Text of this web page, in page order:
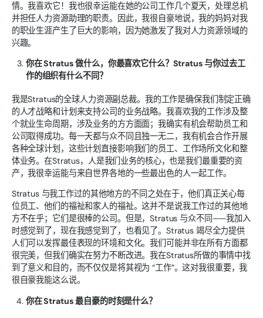
情。我喜欢它！我也很幸运能在她的公司工作几个夏天，处理总机
并担任人力资源助理的职责。因此，我很自豪地说，我的妈妈对我
的职业生涯产生了巨大的影响，因为她激发了我对人力资源领域的
兴趣。
你在 Stratus 做什么，你最喜欢它什么？Stratus 与你过去工
作的组织有什么不同？
我是Stratus的全球人力资源副总裁。我的工作是确保我们制定正确
的人才战略和计划来支持公司的业务战略。我喜欢我的工作涉及整
个就业生命周期，涉及业务的方方面面；我确实有机会帮助员工和
公司取得成功。每一天都与众不同且独一无二，我有机会合作开展
各种全球计划，这些计划直接影响我们的员工、工作场所文化和整
体业务。在Stratus，人是我们业务的核心，也是我们最重要的资
产，我很幸运能与来自世界各地的一些最出色的人一起工作。
Stratus 与我工作过的其他地方的不同之处在于，他们真正关心每
位员工、他们的福祉和家人的福祉。这并不是说我工作过的其他地
方不在乎；它们是很棒的公司。但是，Stratus 与众不同——我加入
时感觉到了，现在我感觉到了，也看见了。Stratus 竭尽全力提供
人们可以发挥最佳表现的环境和文化。我们可能并非在所有方面都
很完美，但我们确实在努力不断改进。我在Stratus所做的事情中找
到了意义和目的，而不仅仅是将其视为 “工作”。这对我很重要，我
很自豪我能这么说。
你在 Stratus 最自豪的时刻是什么？